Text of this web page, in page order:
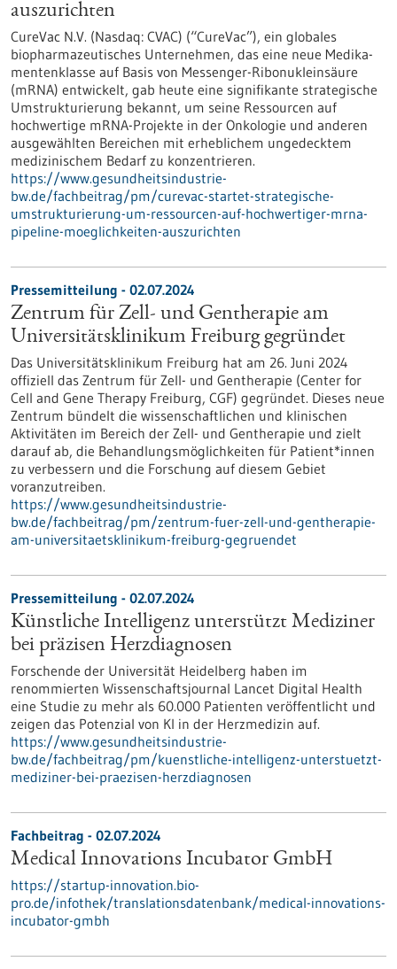
auszurichten
CureVac N.V. (Nasdaq: CVAC) (“CureVac”), ein globales
biopharmazeutisches Unternehmen, das eine neue Medika­
menten­klasse auf Basis von Messenger-Ribonukleinsäure
(mRNA) entwickelt, gab heute eine signifi­kante strategische
Umstrukturierung bekannt, um seine Ressourcen auf
hochwertige mRNA-Projekte in der Onkologie und anderen
ausgewählten Bereichen mit erheblichem ungedecktem
medizinischem Bedarf zu konzentrieren.
https://www.gesundheitsindustrie-
bw.de/fachbeitrag/pm/curevac-startet-strategische-
umstrukturierung-um-ressourcen-auf-hochwertiger-mrna-
pipeline-moeglichkeiten-auszurichten
Pressemitteilung - 02.07.2024
Zentrum für Zell- und Gentherapie am
Universitätsklinikum Freiburg gegründet
Das Universitätsklinikum Freiburg hat am 26. Juni 2024
offiziell das Zentrum für Zell- und Gentherapie (Center for
Cell and Gene Therapy Freiburg, CGF) gegründet. Dieses neue
Zentrum bündelt die wissenschaftlichen und klinischen
Aktivitäten im Bereich der Zell- und Gentherapie und zielt
darauf ab, die Behandlungsmöglichkeiten für Patient*innen
zu verbessern und die Forschung auf diesem Gebiet
voranzutreiben.
https://www.gesundheitsindustrie-
bw.de/fachbeitrag/pm/zentrum-fuer-zell-und-gentherapie-
am-universitaetsklinikum-freiburg-gegruendet
Pressemitteilung - 02.07.2024
Künstliche Intelligenz unterstützt Mediziner
bei präzisen Herzdiagnosen
Forschende der Universität Heidelberg haben im
renommierten Wissenschaftsjournal Lancet Digital Health
eine Studie zu mehr als 60.000 Patienten veröffentlicht und
zeigen das Potenzial von KI in der Herzmedizin auf.
https://www.gesundheitsindustrie-
bw.de/fachbeitrag/pm/kuenstliche-intelligenz-unterstuetzt-
mediziner-bei-praezisen-herzdiagnosen
Fachbeitrag - 02.07.2024
Medical Innovations Incubator GmbH
https://startup-innovation.bio-
pro.de/infothek/translationsdatenbank/medical-innovations-
incubator-gmbh